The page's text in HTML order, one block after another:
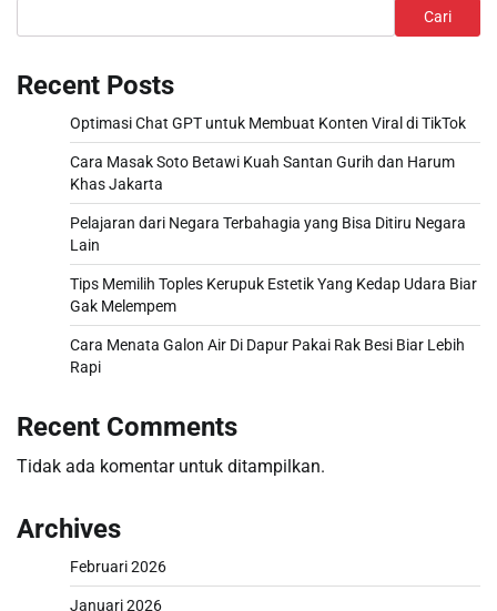
Cari
Recent Posts
Optimasi Chat GPT untuk Membuat Konten Viral di TikTok
Cara Masak Soto Betawi Kuah Santan Gurih dan Harum
Khas Jakarta
Pelajaran dari Negara Terbahagia yang Bisa Ditiru Negara
Lain
Tips Memilih Toples Kerupuk Estetik Yang Kedap Udara Biar
Gak Melempem
Cara Menata Galon Air Di Dapur Pakai Rak Besi Biar Lebih
Rapi
Recent Comments
Tidak ada komentar untuk ditampilkan.
Archives
Februari 2026
Januari 2026